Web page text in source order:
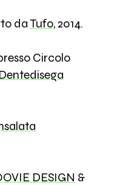
daTufo, 2014.
Circolo
Dentedisega
DESIGN &